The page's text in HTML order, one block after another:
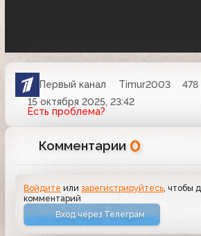
Первый канал Timur2003
478
15 октября 2025, 23:42
Есть проблема?
Комментарии 0
Войдите илизарегистрируйтесь , чтобы
комментарий
Вход через Телеграм